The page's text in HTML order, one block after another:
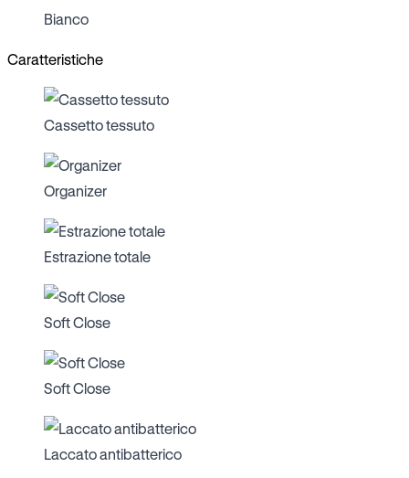
Bianco
Caratteristiche
Cassetto tessuto
Organizer
Estrazione totale
Soft Close
Soft Close
Laccato antibatterico